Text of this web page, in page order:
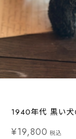
1940年代 黒い
¥19,800 税込